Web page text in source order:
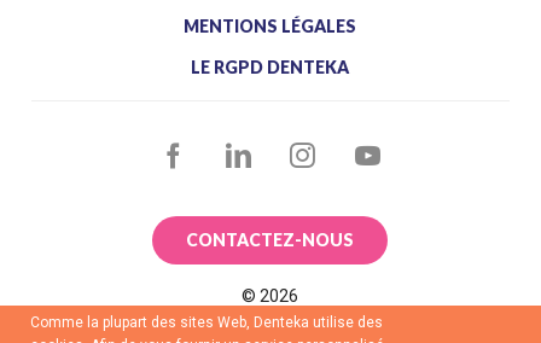
MENTIONS LÉGALES
LE RGPD DENTEKA
FACEBOOKLINKEDIN INSTAGRAM
CONTACTEZ-NOUS
© 2026
Comme la plupart des sites Web, Denteka utilise des